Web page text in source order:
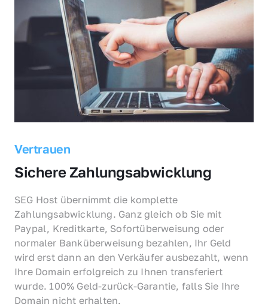
Vertrauen
Sichere Zahlungsabwicklung
SEG Host übernimmt die komplette
Zahlungsabwicklung. Ganz gleich ob Sie mit
Paypal, Kreditkarte, Sofortüberweisung oder
normaler Banküberweisung bezahlen, Ihr Geld
wird erst dann an den Verkäufer ausbezahlt, wenn
Ihre Domain erfolgreich zu Ihnen transferiert
wurde. 100% Geld-zurück-Garantie, falls Sie Ihre
Domain nicht erhalten.